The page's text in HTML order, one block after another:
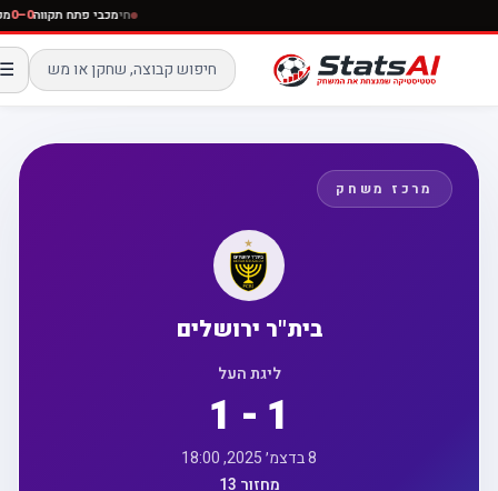
חימכבי פתח תקווה0–0
☰
מרכז משחק
בית"ר ירושלים
ליגת העל
1 - 1
מחזור 13